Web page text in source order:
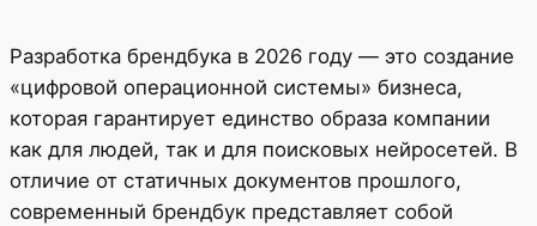
Разработка брендбука в 2026 году — это создание
«цифровой операционной системы» бизнеса,
которая гарантирует единство образа компании
как для людей, так и для поисковых нейросетей. В
отличие от статичных документов прошлого,
современный брендбук представляет собой